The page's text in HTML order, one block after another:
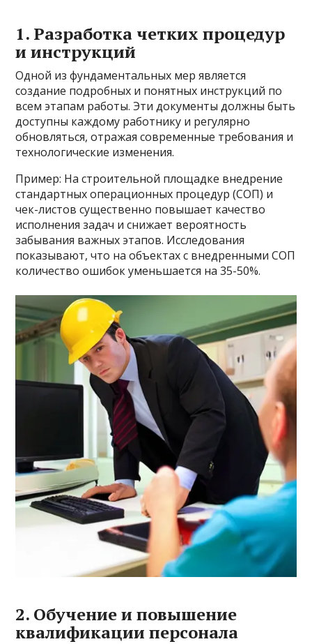
1. Разработка четких процедур
и инструкций
Одной из фундаментальных мер является
создание подробных и понятных инструкций по
всем этапам работы. Эти документы должны быть
доступны каждому работнику и регулярно
обновляться, отражая современные требования и
технологические изменения.
Пример: На строительной площадке внедрение
стандартных операционных процедур (СОП) и
чек-листов существенно повышает качество
исполнения задач и снижает вероятность
забывания важных этапов. Исследования
показывают, что на объектах с внедренными СОП
количество ошибок уменьшается на 35-50%.
2. Обучение и повышение
квалификации персонала